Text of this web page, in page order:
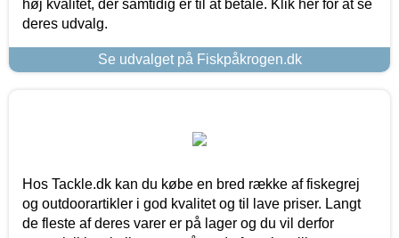
høj kvalitet, der samtidig er til at betale. Klik her for at se
deres udvalg.
Se udvalget på Fiskpåkrogen.dk
Hos Tackle.dk kan du købe en bred række af fiskegrej
og outdoorartikler i god kvalitet og til lave priser. Langt
de fleste af deres varer er på lager og du vil derfor